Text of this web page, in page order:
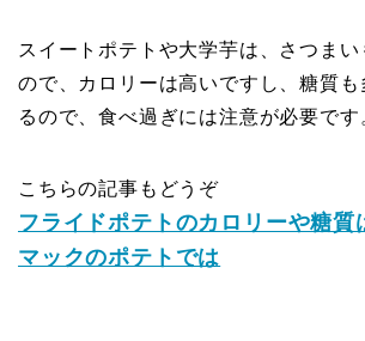
スイートポテトや大学芋は、さつまい
ので、カロリーは高いですし、糖質も
るので、食べ過ぎには注意が必要です
こちらの記事もどうぞ
フライドポテトのカロリーや糖質
マックのポテトでは